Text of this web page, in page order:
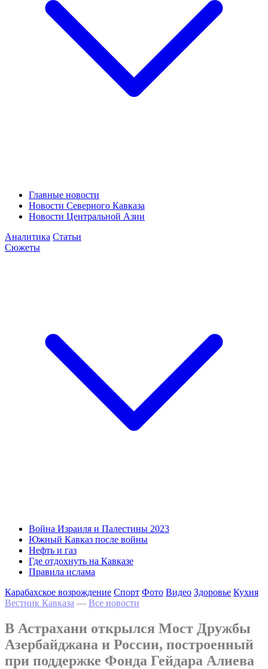
Главные новости
Новости Северного Кавказа
Новости Центральной Азии
Аналитика Статьи
Сюжеты
Война Израиля и Палестины 2023
Южный Кавказ после войны
Нефть и газ
Где отдохнуть на Кавказе
Правила ислама
Карабахское возрождение Спорт Фото Видео Здоровье Кухня
Вестник Кавказа — Все новости
В Астрахани открылся Мост Дружбы
Азербайджана и России, построенный
при поддержке Фонда Гейдара Алиева